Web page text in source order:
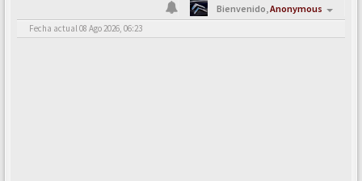
Bienvenido,Anonymous
Fecha actual 08 Ago 2026, 06:23